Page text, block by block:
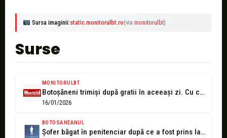
Sursa imaginii:static.monitorulbt.ro(via monitorulbt)
Surse
MONITORULBT
Botoșăneni trimiși după gratii în aceeași zi. Cu ce au gresit
16/01/2026
BOTOSANEANUL
Șofer băgat în penitenciar după ce a fost prins la volan cu...